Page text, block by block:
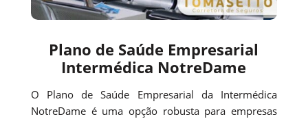
Plano de Saúde Empresarial
Intermédica NotreDame
O Plano de Saúde Empresarial da Intermédica
NotreDame é uma opção robusta para empresas